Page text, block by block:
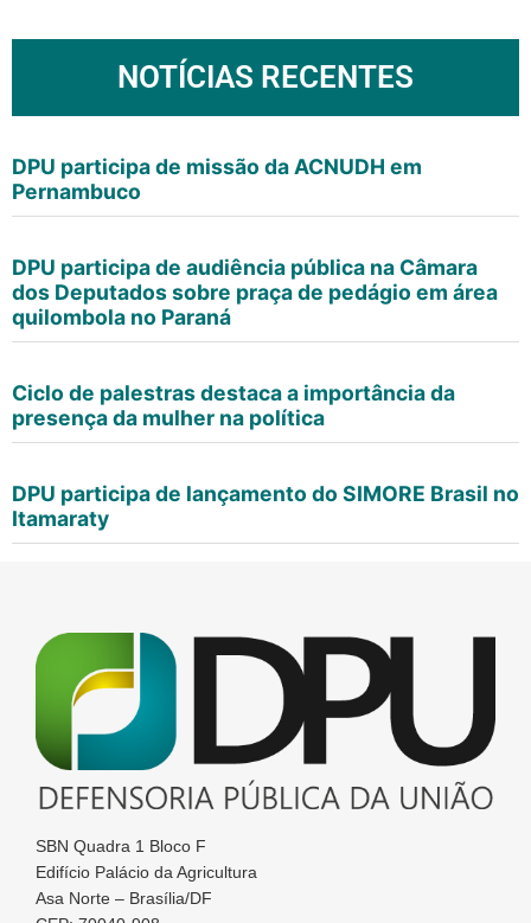
NOTÍCIAS RECENTES
DPU participa de missão da ACNUDH em
Pernambuco
DPU participa de audiência pública na Câmara
dos Deputados sobre praça de pedágio em área
quilombola no Paraná
Ciclo de palestras destaca a importância da
presença da mulher na política
DPU participa de lançamento do SIMORE Brasil no
Itamaraty
SBN Quadra 1 Bloco F
Edifício Palácio da Agricultura
Asa Norte – Brasília/DF